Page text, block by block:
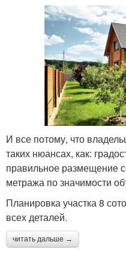
И все потому, что
таких нюансах, как:
правильное размещение
метража по значимости
Планировка участка 8
всех деталей.
читать дальше →